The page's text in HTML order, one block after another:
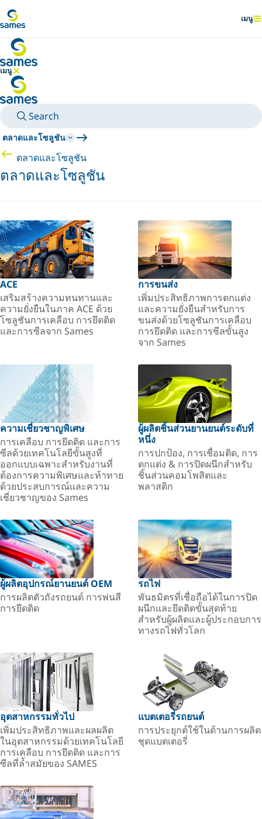
แสดง
เมนู
เมนู
ซ่อนเมนู
Search
ตลาดและโซลูชัน
ตลาดและโซลูชัน
ตลาดและโซลูชัน
ACE
เสริมสร้างความทนทานและ
ความยั่งยืนในภาค ACE ด้วย
โซลูชันการเคลือบ การยึดติด
และการซีลจาก Sames
การขนส่ง
เพิ่มประสิทธิภาพการตกแต่ง
และความยั่งยืนสำหรับการ
ขนส่งด้วยโซลูชันการเคลือบ
การยึดติด และการซีลขั้นสูง
จาก Sames
ความเชี่ยวชาญพิเศษ
การเคลือบ การยึดติด และการ
ซีลด้วยเทคโนโลยีขั้นสูงที่
ออกแบบเฉพาะสำหรับงานที่
ต้องการความพิเศษและท้าทาย
ด้วยประสบการณ์และความ
เชี่ยวชาญของ Sames
ผู้ผลิตชิ้นส่วนยานยนต์ระดับที่
หนึ่ง
การปกป้อง, การเชื่อมติด, การ
ตกแต่ง & การปิดผนึกสำหรับ
ชิ้นส่วนคอมโพสิตและ
พลาสติก
ผู้ผลิตอุปกรณ์ยานยนต์ OEM
การผลิตตัวถังรถยนต์ การพ่นสี
การยึดติด
รถไฟ
พันธมิตรที่เชื่อถือได้ในการปิด
ผนึกและยึดติดขั้นสุดท้าย
สำหรับผู้ผลิตและผู้ประกอบการ
ทางรถไฟทั่วโลก
อุตสาหกรรมทั่วไป
เพิ่มประสิทธิภาพและผลผลิต
ในอุตสาหกรรมด้วยเทคโนโลยี
การเคลือบ การยึดติด และการ
ซีลที่ล้ำสมัยของ SAMES
แบตเตอรี่รถยนต์
การประยุกต์ใช้ในด้านการผลิต
ชุดแบตเตอรี่